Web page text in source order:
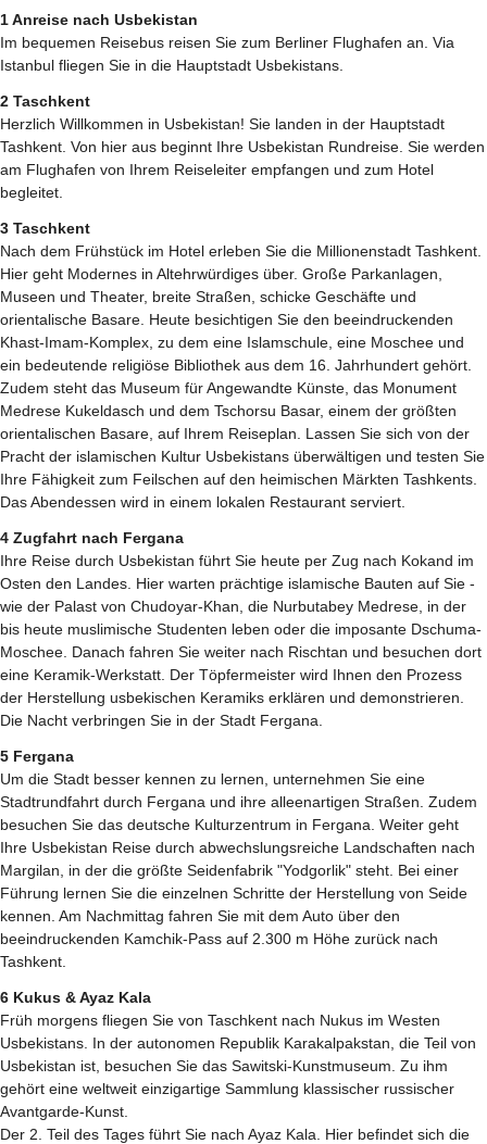
1 Anreise nach Usbekistan
Im bequemen Reisebus reisen Sie zum Berliner Flughafen an. Via
Istanbul fliegen Sie in die Hauptstadt Usbekistans.
2 Taschkent
Herzlich Willkommen in Usbekistan! Sie landen in der Hauptstadt
Tashkent. Von hier aus beginnt Ihre Usbekistan Rundreise. Sie werden
am Flughafen von Ihrem Reiseleiter empfangen und zum Hotel
begleitet.
3 Taschkent
Nach dem Frühstück im Hotel erleben Sie die Millionenstadt Tashkent.
Hier geht Modernes in Altehrwürdiges über. Große Parkanlagen,
Museen und Theater, breite Straßen, schicke Geschäfte und
orientalische Basare. Heute besichtigen Sie den beeindruckenden
Khast-Imam-Komplex, zu dem eine Islamschule, eine Moschee und
ein bedeutende religiöse Bibliothek aus dem 16. Jahrhundert gehört.
Zudem steht das Museum für Angewandte Künste, das Monument
Medrese Kukeldasch und dem Tschorsu Basar, einem der größten
orientalischen Basare, auf Ihrem Reiseplan. Lassen Sie sich von der
Pracht der islamischen Kultur Usbekistans überwältigen und testen Sie
Ihre Fähigkeit zum Feilschen auf den heimischen Märkten Tashkents.
Das Abendessen wird in einem lokalen Restaurant serviert.
4 Zugfahrt nach Fergana
Ihre Reise durch Usbekistan führt Sie heute per Zug nach Kokand im
Osten den Landes. Hier warten prächtige islamische Bauten auf Sie -
wie der Palast von Chudoyar-Khan, die Nurbutabey Medrese, in der
bis heute muslimische Studenten leben oder die imposante Dschuma-
Moschee. Danach fahren Sie weiter nach Rischtan und besuchen dort
eine Keramik-Werkstatt. Der Töpfermeister wird Ihnen den Prozess
der Herstellung usbekischen Keramiks erklären und demonstrieren.
Die Nacht verbringen Sie in der Stadt Fergana.
5 Fergana
Um die Stadt besser kennen zu lernen, unternehmen Sie eine
Stadtrundfahrt durch Fergana und ihre alleenartigen Straßen. Zudem
besuchen Sie das deutsche Kulturzentrum in Fergana. Weiter geht
Ihre Usbekistan Reise durch abwechslungsreiche Landschaften nach
Margilan, in der die größte Seidenfabrik "Yodgorlik" steht. Bei einer
Führung lernen Sie die einzelnen Schritte der Herstellung von Seide
kennen. Am Nachmittag fahren Sie mit dem Auto über den
beeindruckenden Kamchik-Pass auf 2.300 m Höhe zurück nach
Tashkent.
6 Kukus & Ayaz Kala
Früh morgens fliegen Sie von Taschkent nach Nukus im Westen
Usbekistans. In der autonomen Republik Karakalpakstan, die Teil von
Usbekistan ist, besuchen Sie das Sawitski-Kunstmuseum. Zu ihm
gehört eine weltweit einzigartige Sammlung klassischer russischer
Avantgarde-Kunst.
Der 2. Teil des Tages führt Sie nach Ayaz Kala. Hier befindet sich die